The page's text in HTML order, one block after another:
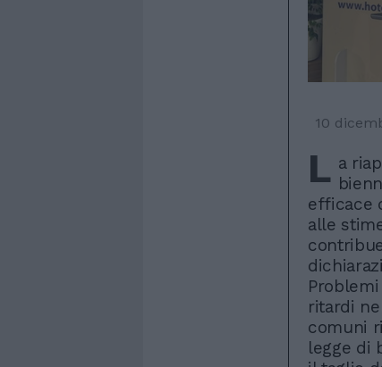
10
L a
efficace
alle
ritardi
comuni
legge di